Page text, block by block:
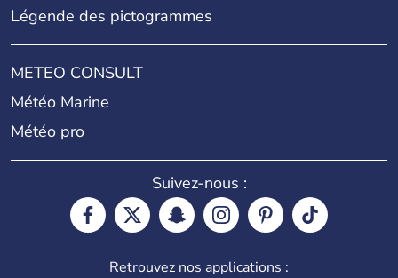
Légende des pictogrammes
METEO CONSULT
Météo Marine
Météo pro
Suivez-nous :
Retrouvez nos applications :